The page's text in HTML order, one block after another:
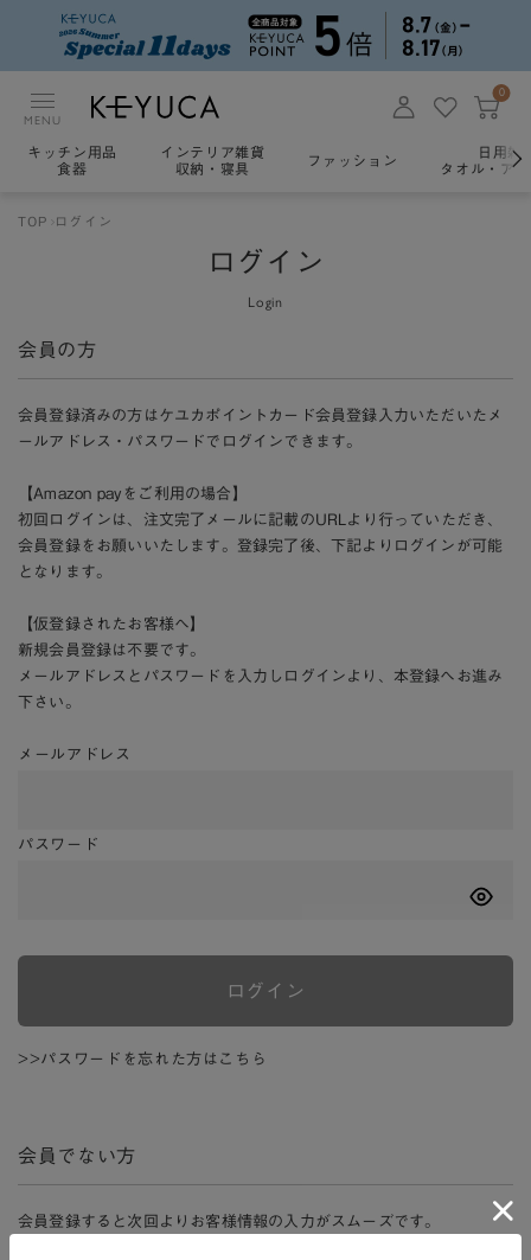
MENU
0
キッチン用品
食器
インテリア雑貨
収納・寝具
ファッション
日用雑
タオル・ア
TOP ログイン
ログイン
Login
会員の方
会員登録済みの方はケユカポイントカード会員登録入力いただいたメ
ールアドレス・パスワードでログインできます。
【Amazon payをご利用の場合】
初回ログインは、注文完了メールに記載のURLより行っていただき、
会員登録をお願いいたします。登録完了後、下記よりログインが可能
となります。
【仮登録されたお客様へ】
新規会員登録は不要です。
メールアドレスとパスワードを入力しログインより、本登録へお進み
下さい。
メールアドレス
パスワード
ログイン
>>パスワードを忘れた方はこちら
会員でない方
会員登録すると次回よりお客様情報の入力がスムーズです。